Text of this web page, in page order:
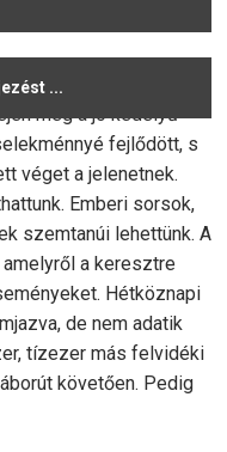
volt, a téma mélyen
még a jó kedélyű
fejlődött, s
véget a jelenetnek.
Emberi sorsok,
szemtanúi lehettünk. A
a keresztre
Hétköznapi
de nem adatik
tízezer más felvidéki
követően. Pedig